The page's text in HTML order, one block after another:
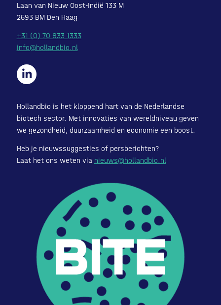
Laan van Nieuw Oost-Indië 133 M
2593 BM Den Haag
+31 (0) 70 833 1333
info@hollandbio.nl
Hollandbio is het kloppend hart van de Nederlandse
biotech sector. Met innovaties van wereldniveau geven
we gezondheid, duurzaamheid en economie een boost.
Heb je nieuwssuggesties of persberichten?
Laat het ons weten via nieuws@hollandbio.nl